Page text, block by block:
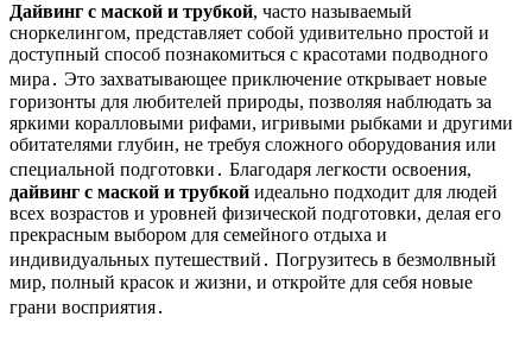
Дайвинг с маской и трубкой, часто называемый
сноркелингом, представляет собой удивительно простой и
доступный способ познакомиться с красотами подводного
мира․ Это захватывающее приключение открывает новые
горизонты для любителей природы, позволяя наблюдать за
яркими коралловыми рифами, игривыми рыбками и другими
обитателями глубин, не требуя сложного оборудования или
специальной подготовки․ Благодаря легкости освоения,
дайвинг с маской и трубкой идеально подходит для людей
всех возрастов и уровней физической подготовки, делая его
прекрасным выбором для семейного отдыха и
индивидуальных путешествий․ Погрузитесь в безмолвный
мир, полный красок и жизни, и откройте для себя новые
грани восприятия․